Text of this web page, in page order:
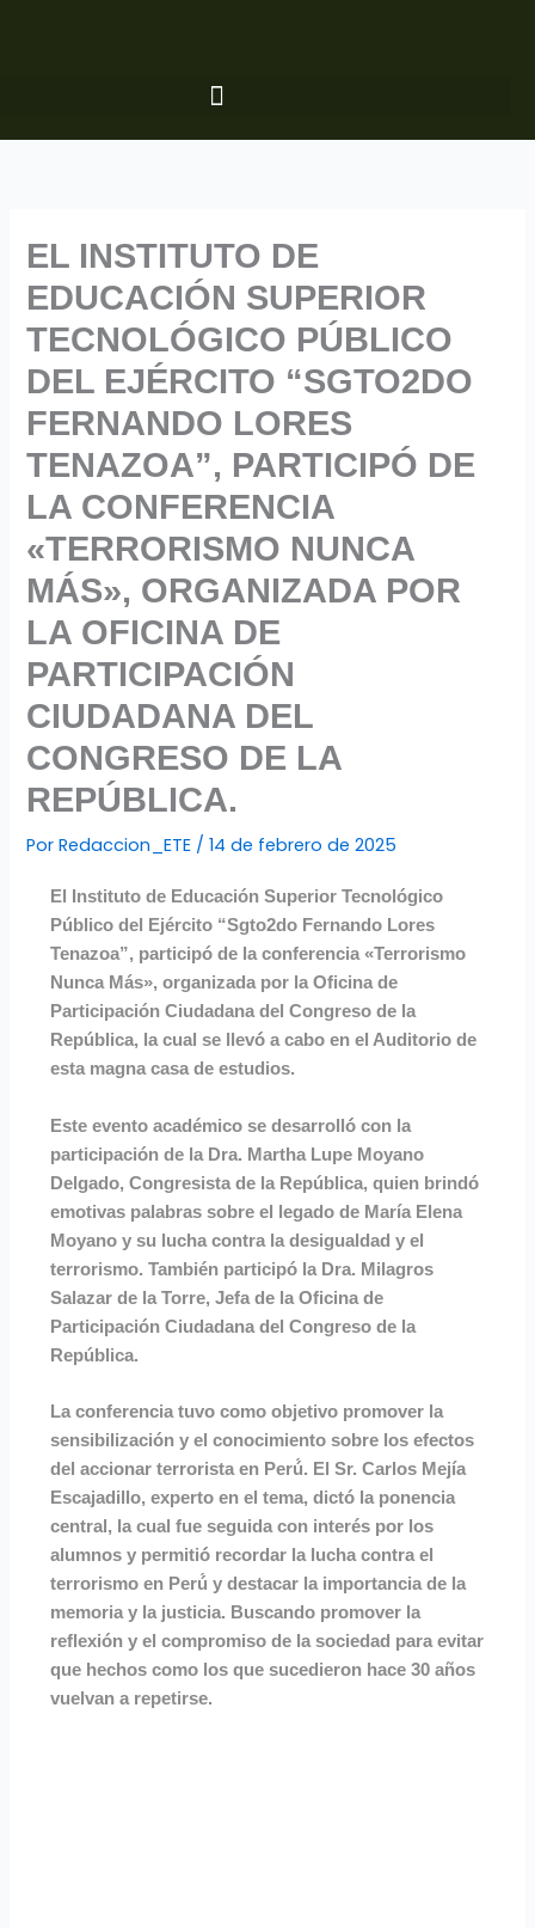
EL INSTITUTO DE
EDUCACIÓN SUPERIOR
TECNOLÓGICO PÚBLICO
DEL EJÉRCITO “SGTO2DO
FERNANDO LORES
TENAZOA”, PARTICIPÓ DE
LA CONFERENCIA
«TERRORISMO NUNCA
MÁS», ORGANIZADA POR
LA OFICINA DE
PARTICIPACIÓN
CIUDADANA DEL
CONGRESO DE LA
REPÚBLICA.
PorRedaccion_ETE /14 de febrero de 2025
El Instituto de Educación Superior Tecnológico
Público del Ejército “Sgto2do Fernando Lores
Tenazoa”, participó de la conferencia «Terrorismo
Nunca Más», organizada por la Oficina de
Participación Ciudadana del Congreso de la
República, la cual se llevó́ a cabo en el Auditorio de
esta magna casa de estudios.
Este evento académico se desarrolló́ con la
participación de la Dra. Martha Lupe Moyano
Delgado, Congresista de la República, quien brindó
emotivas palabras sobre el legado de María Elena
Moyano y su lucha contra la desigualdad y el
terrorismo. También participó la Dra. Milagros
Salazar de la Torre, Jefa de la Oficina de
Participación Ciudadana del Congreso de la
República.
La conferencia tuvo como objetivo promover la
sensibilización y el conocimiento sobre los efectos
del accionar terrorista en Perú́. El Sr. Carlos Mejía
Escajadillo, experto en el tema, dictó la ponencia
central, la cual fue seguida con interés por los
alumnos y permitió́ recordar la lucha contra el
terrorismo en Perú́ y destacar la importancia de la
memoria y la justicia. Buscando promover la
reflexión y el compromiso de la sociedad para evitar
que hechos como los que sucedieron hace 30 años
vuelvan a repetirse.